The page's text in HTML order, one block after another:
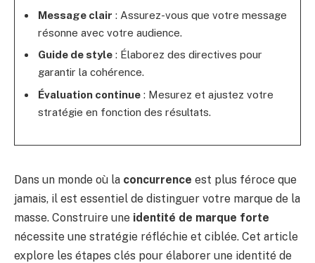
Message clair : Assurez-vous que votre message
résonne avec votre audience.
Guide de style: Élaborez des directives pour
garantir la cohérence.
Évaluation continue: Mesurez et ajustez votre
stratégie en fonction des résultats.
Dans un monde où la concurrence est plus féroce que
jamais, il est essentiel de distinguer votre marque de la
masse. Construire une identité de marque forte
nécessite une stratégie réfléchie et ciblée. Cet article
explore les étapes clés pour élaborer une identité de